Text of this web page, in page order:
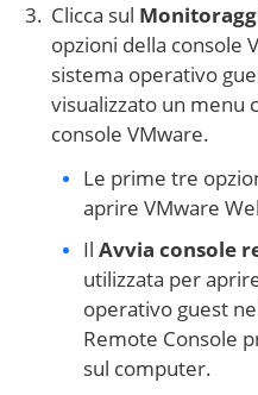
Clicca sul
opzioni della console
sistema operativo
visualizzato un menu
console VMware.
Le prime tre
aprire VMware
Il Avvia console
utilizzata per
operativo guest
Remote Console
sul computer.